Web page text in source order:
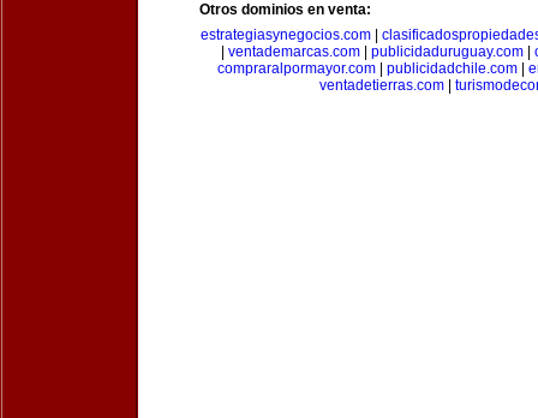
Otros dominios en venta:
estrategiasynegocios.com|
ventademarcas.com publicidaduruguay.com
compraralpormayor.com| publicidadchile.com|
ventadetierras.com